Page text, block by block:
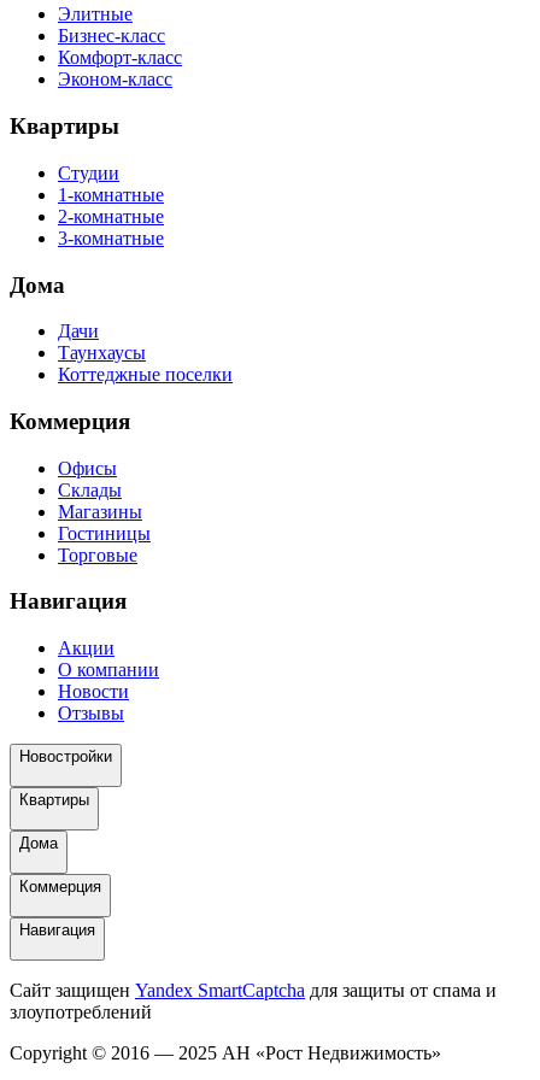
Элитные
Бизнес-класс
Комфорт-класс
Эконом-класс
Квартиры
Студии
1-комнатные
2-комнатные
3-комнатные
Дома
Дачи
Таунхаусы
Коттеджные поселки
Коммерция
Офисы
Склады
Магазины
Гостиницы
Торговые
Навигация
Акции
О компании
Новости
Отзывы
Новостройки
Квартиры
Дома
Коммерция
Навигация
Сайт защищен Yandex SmartCaptcha для защиты от спама и
злоупотреблений
Copyright © 2016 — 2025 АН «Рост Недвижимость»